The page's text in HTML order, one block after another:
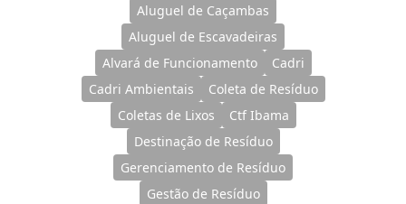
Aluguel de Caçambas
Aluguel de Escavadeiras
Alvará de Funcionamento
Cadri
Cadri Ambientais
Coleta de Resíduo
Coletas de Lixos
Ctf Ibama
Destinação de Resíduo
Gerenciamento de Resíduo
Gestão de Resíduo